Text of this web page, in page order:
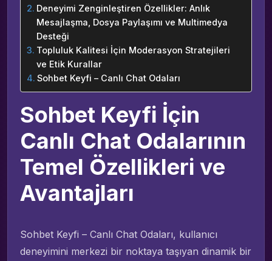
Deneyimi Zenginleştiren Özellikler: Anlık
Mesajlaşma, Dosya Paylaşımı ve Multimedya
Desteği
Topluluk Kalitesi İçin Moderasyon Stratejileri
ve Etik Kurallar
Sohbet Keyfi – Canlı Chat Odaları
Sohbet Keyfi İçin
Canlı Chat Odalarının
Temel Özellikleri ve
Avantajları
Sohbet Keyfi – Canlı Chat Odaları, kullanıcı
deneyimini merkezi bir noktaya taşıyan dinamik bir